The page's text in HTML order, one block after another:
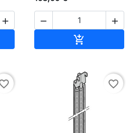
  

favorite_border